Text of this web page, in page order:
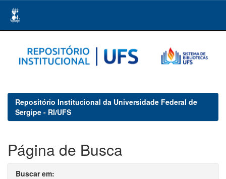
navigation
Repositório Institucional da Universidade Federal de
Sergipe - RI/UFS
Página de Busca
Buscar em: